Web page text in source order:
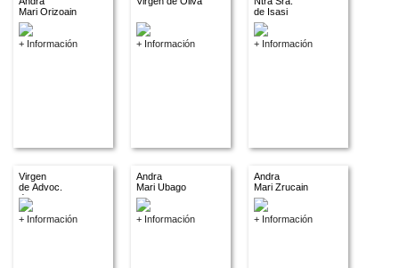
Mari Orizoain
+ Información + Información
de Isasi
+ Información
Virgen
de Advoc.
descon.
+ Información
Andra
Mari Ubago
+ Información
Andra
Mari Zrucain
+ Información